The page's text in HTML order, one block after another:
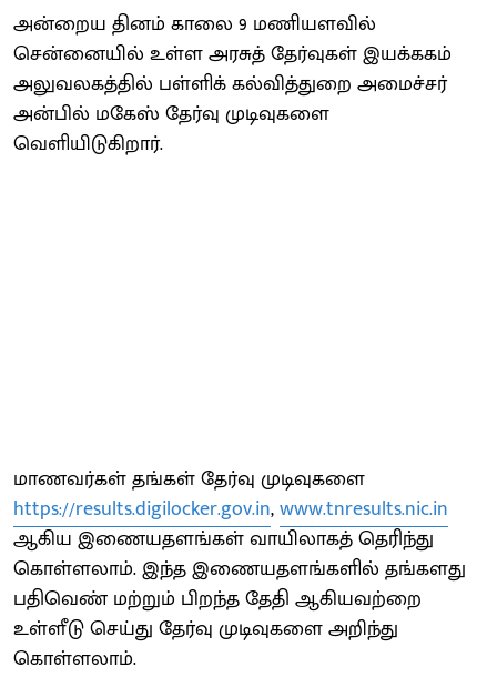
அன்றைய தினம் காலை 9 மணியளவில்
சென்னையில் உள்ள அரசுத் தேர்வுகள் இயக்ககம்
அலுவலகத்தில் பள்ளிக் கல்வித்துறை அமைச்சர்
அன்பில் மகேஸ் தேர்வு முடிவுகளை
வெளியிடுகிறார்.
மாணவர்கள் தங்கள் தேர்வு முடிவுகளை
https://results.digilocker.gov.in,www.tnresults.nic.in
ஆகிய இணையதளங்கள் வாயிலாகத் தெரிந்து
கொள்ளலாம். இந்த இணையதளங்களில் தங்களது
பதிவெண் மற்றும் பிறந்த தேதி ஆகியவற்றை
உள்ளீடு செய்து தேர்வு முடிவுகளை அறிந்து
கொள்ளலாம்.